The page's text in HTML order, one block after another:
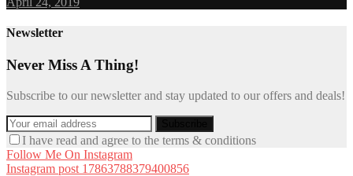
Newsletter
Never Miss A Thing!
Subscribe to our newsletter and stay updated to our offers and deals!
I have read and agree to the terms & conditions
Follow Me On Instagram
Instagram post 17863788379400856